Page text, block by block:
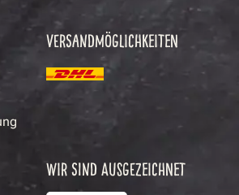
VERSANDMÖGLICHKEITEN
WIR SIND AUSGEZEICHNET